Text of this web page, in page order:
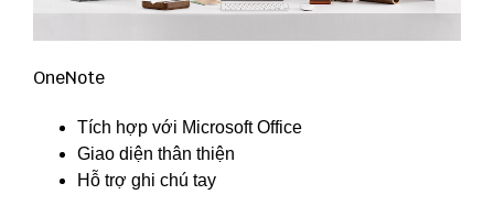
OneNote
Tích hợp với Microsoft Office
Giao diện thân thiện
Hỗ trợ ghi chú tay